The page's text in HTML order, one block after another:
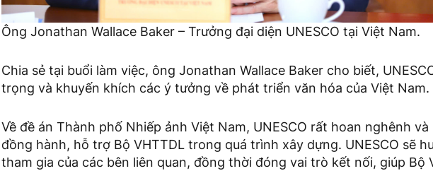
Ông Jonathan Wallace Baker – Trưởng đại diện UNESCO tại Việt Nam.
Chia sẻ tại buổi làm việc, ông Jonathan Wallace Baker cho biết,
trọng và khuyến khích các ý tưởng về phát triển văn hóa của Việt Nam.
Về đề án Thành phố Nhiếp ảnh Việt Nam, UNESCO rất hoan nghênh và
đồng hành, hỗ trợ Bộ VHTTDL trong quá trình xây dựng. UNESCO sẽ
tham gia của các bên liên quan, đồng thời đóng vai trò kết nối, giúp Bộ